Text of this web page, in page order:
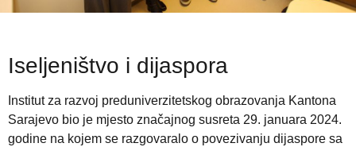
Iseljeništvo i dijaspora
Institut za razvoj preduniverzitetskog obrazovanja Kantona
Sarajevo bio je mjesto značajnog susreta 29. januara 2024.
godine na kojem se razgovaralo o povezivanju dijaspore sa